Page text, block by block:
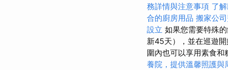
務詳情與注意事項 了
合的廚房用品 搬家公
設立 如果您需要特殊
新45天），並在巡遊開
圍內也可以享用素食和
養院，提供溫馨照護與